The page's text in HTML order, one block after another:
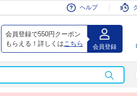
ヘルプ
会員登録で550円クーポン
もらえる！詳しくは こちら 会員登録
会員